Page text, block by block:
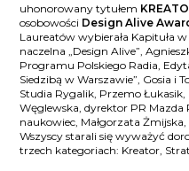
uhonorowany tytułem
osobowości Design Alive
Laureatów wybierała Kapituła
naczelna „Design Alive”,
Programu Polskiego Radia,
Siedzibą w Warszawie”, Gosia i
Studia Rygalik, Przemo Łukasik,
Węglewska, dyrektor PR
naukowiec, Małgorzata
Wszyscy starali się wyważyć
trzech kategoriach: Kreator,